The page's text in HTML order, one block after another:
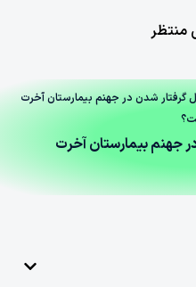
منتظر
شدن در جهنم بیمارستان آخرت
جهنم بیمارستان آخرت